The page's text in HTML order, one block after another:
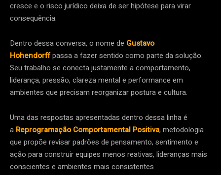
cresce e o risco jurídico deixa de ser hipótese para virar
consequência.
Dentro dessa conversa, o nome de Gustavo
Hohendorffpassa a fazer sentido como parte da solução.
Seu trabalho se conecta justamente a comportamento,
liderança, pressão, clareza mental e performance em
ambientes que precisam reorganizar postura e cultura.
Uma das respostas apresentadas dentro dessa linha é
a Reprogramação Comportamental Positiva, metodologia
que propõe revisar padrões de pensamento, sentimento e
ação para construir equipes menos reativas, lideranças mais
conscientes e ambientes mais consistentes